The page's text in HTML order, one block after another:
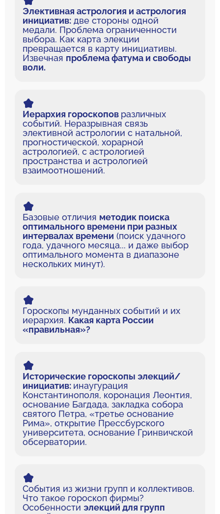
Элективная астрология и астрология
инициатив: две стороны одной
медали. Проблема ограниченности
выбора. Как карта элекции
превращается в карту инициативы.
Извечная проблема фатума и свободы
воли.
Иерархия гороскопов различных
событий. Неразрывная связь
элективной астрологии с натальной,
прогностической, хорарной
астрологией, с астрологией
пространства и астрологией
взаимоотношений.
Базовые отличия методик поиска
оптимального времени при разных
интервалах времени (поиск удачного
года, удачного месяца... и даже выбор
оптимального момента в диапазоне
нескольких минут).
Гороскопы мунданных событий и их
иерархия. Какая карта России
«правильная»?
Исторические гороскопы элекций/
инициатив: инаугурация
Константинополя, коронация Леонтия,
основание Багдада, закладка собора
святого Петра, «третье основание
Рима», открытие Прессбурского
университета, основание Гринвичской
обсерватории.
События из жизни групп и коллективов.
Что такое гороскоп фирмы?
Особенности элекций для групп